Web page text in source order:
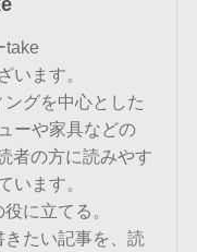
take
います。
グを中心とした
ーや家具などの
者の方に読みやす
います。
に立てる。
たい記事を、読